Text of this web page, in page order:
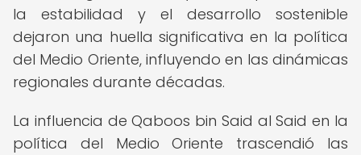
la estabilidad y el desarrollo sostenible
dejaron una huella significativa en la política
del Medio Oriente, influyendo en las dinámicas
regionales durante décadas.
La influencia de Qaboos bin Said al Said en la
política del Medio Oriente trascendió las